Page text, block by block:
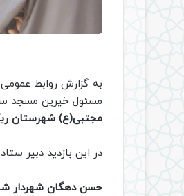
به گزارش روابط
مسئول خیرین مسجد
مجتبی(ع) شهرستان
در این بازدید دبیر
حسن دهگان شهردار